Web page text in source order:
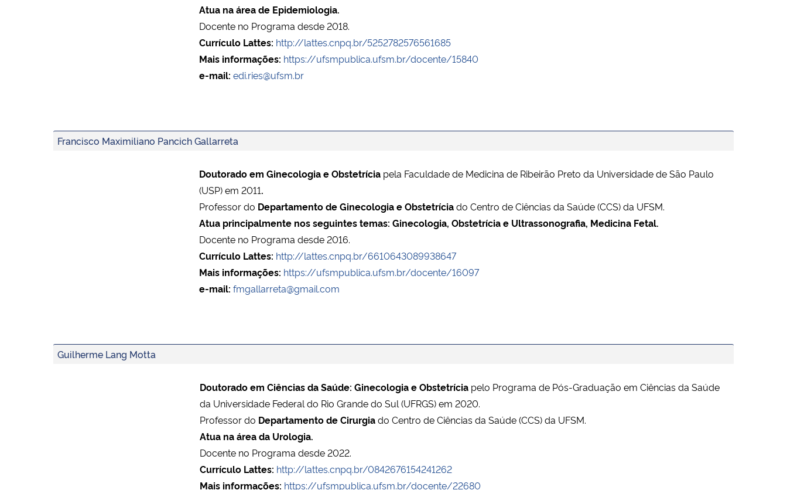
Atua na área de Epidemiologia.
Docente no Programa desde 2018.
Currículo Lattes: http://lattes.cnpq.br/5252782576561685
Mais informações: https://ufsmpublica.ufsm.br/docente/15840
e-mail: edi.ries@ufsm.br
Francisco Maximiliano Pancich Gallarreta
Doutorado em Ginecologia e Obstetríciapela Faculdade de Medicina de Ribeirão Preto da Universidade de São Paulo
(USP) em 2011.
Professor do Departamento de Ginecologia e Obstetríciado Centro de Ciências da Saúde (CCS) da UFSM.
Atua principalmente nos seguintes temas: Ginecologia, Obstetrícia e Ultrassonografia, Medicina Fetal.
Docente no Programa desde 2016.
Currículo Lattes: http://lattes.cnpq.br/6610643089938647
Mais informações: https://ufsmpublica.ufsm.br/docente/16097
e-mail: fmgallarreta@gmail.com
Guilherme Lang Motta
Doutorado em Ciências da Saúde: Ginecologia e Obstetríciapelo Programa de Pós-Graduação em Ciências da Saúde
da Universidade Federal do Rio Grande do Sul (UFRGS) em 2020.
Professor do Departamento de Cirurgiado Centro de Ciências da Saúde (CCS) da UFSM.
Atua na área da Urologia.
Docente no Programa desde 2022.
Currículo Lattes: http://lattes.cnpq.br/0842676154241262
Mais informações: https://ufsmpublica.ufsm.br/docente/22680